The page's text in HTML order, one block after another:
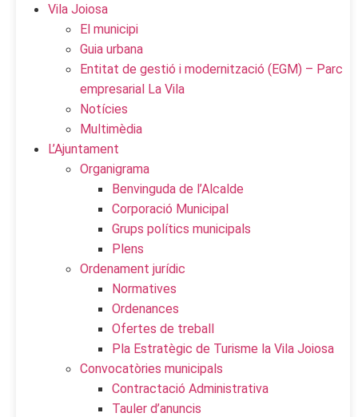
Vila Joiosa
El municipi
Guia urbana
Entitat de gestió i modernització (EGM) – Parc
empresarial La Vila
Notícies
Multimèdia
L’Ajuntament
Organigrama
Benvinguda de l’Alcalde
Corporació Municipal
Grups polítics municipals
Plens
Ordenament jurídic
Normatives
Ordenances
Ofertes de treball
Pla Estratègic de Turisme la Vila Joiosa
Convocatòries municipals
Contractació Administrativa
Tauler d’anuncis